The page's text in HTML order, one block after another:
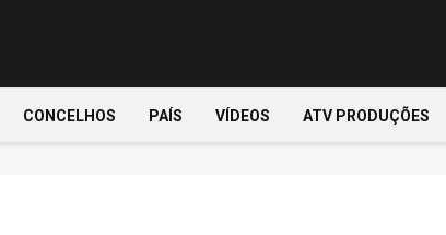
CONCELHOS PAÍS VÍDEOS ATV PRODUÇÕES